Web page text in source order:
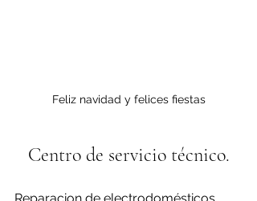
Feliz navidad y felices fiestas
Centro de servicio técnico.